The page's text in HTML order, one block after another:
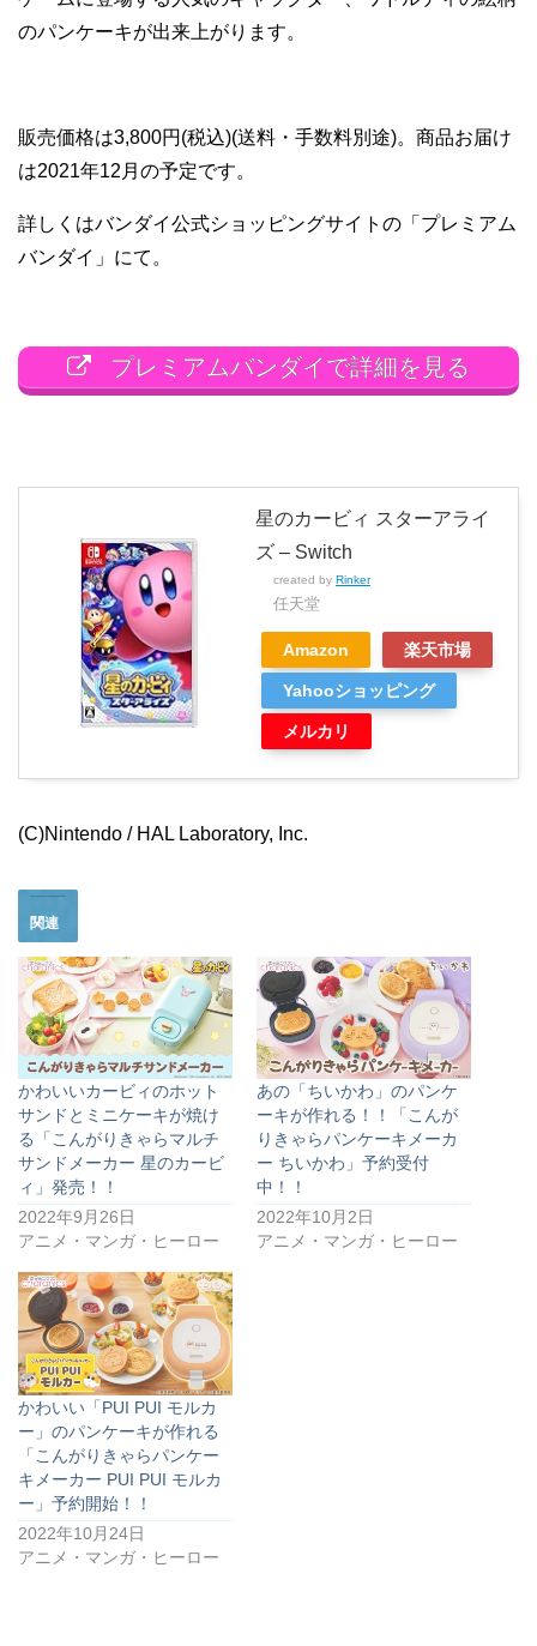
のパンケーキが出来上がります。
販売価格は3,800円(税込)(送料・手数料別途)。商品お届け
は2021年12月の予定です。
詳しくはバンダイ公式ショッピングサイトの「プレミアム
バンダイ」にて。
プレミアムバンダイで詳細を見る
星のカービィ スターアライ
ズ – Switch
created by Rinker
任天堂
Amazon 楽天市場
Yahooショッピング
メルカリ
(C)Nintendo / HAL Laboratory, Inc.
関連
かわいいカービィのホット
サンドとミニケーキが焼け
る「こんがりきゃらマルチ
サンドメーカー 星のカービ
ィ」発売！！
2022年9月26日
アニメ・マンガ・ヒーロー
あの「ちいかわ」のパンケ
ーキが作れる！！「こんが
りきゃらパンケーキメーカ
ー ちいかわ」予約受付
中！！
2022年10月2日
アニメ・マンガ・ヒーロー
かわいい「PUI PUI モルカ
ー」のパンケーキが作れる
「こんがりきゃらパンケー
キメーカー PUI PUI モルカ
ー」予約開始！！
2022年10月24日
アニメ・マンガ・ヒーロー